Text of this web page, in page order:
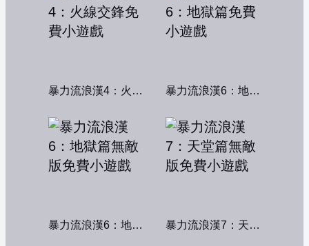
暴力流浪漢4：火線交鋒 暴力流浪漢6：地獄篇
暴力流浪漢6：地獄篇無敵版 暴力流浪漢7：天堂篇無敵版